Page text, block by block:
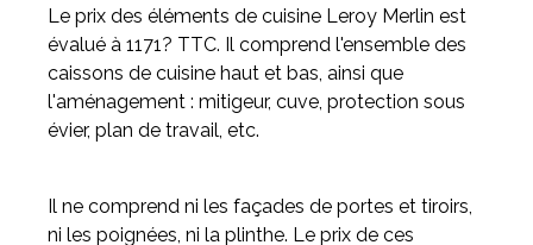
Le prix des éléments de cuisine Leroy Merlin est
évalué à 1171? TTC. Il comprend l'ensemble des
caissons de cuisine haut et bas, ainsi que
l'aménagement : mitigeur, cuve, protection sous
évier, plan de travail, etc.
Il ne comprend ni les façades de portes et tiroirs,
ni les poignées, ni la plinthe. Le prix de ces